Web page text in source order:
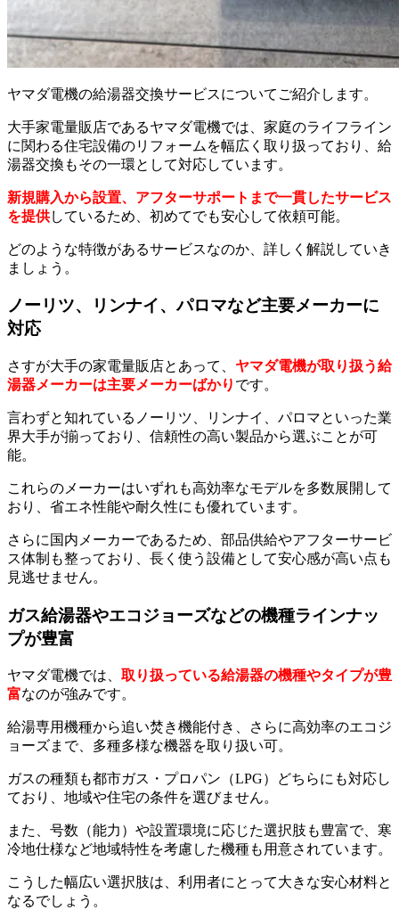
ヤマダ電機の給湯器交換サービスについてご紹介します。
大手家電量販店であるヤマダ電機では、家庭のライフライン
に関わる住宅設備のリフォームを幅広く取り扱っており、給
湯器交換もその一環として対応しています。
新規購入から設置、アフターサポートまで一貫したサービス
を提供しているため、初めてでも安心して依頼可能。
どのような特徴があるサービスなのか、詳しく解説していき
ましょう。
ノーリツ、リンナイ、パロマなど主要メーカーに
対応
さすが大手の家電量販店とあって、 ヤマダ電機が取り扱う給
湯器メーカーは主要メーカーばかり です。
言わずと知れているノーリツ、リンナイ、パロマといった業
界大手が揃っており、信頼性の高い製品から選ぶことが可
能。
これらのメーカーはいずれも高効率なモデルを多数展開して
おり、省エネ性能や耐久性にも優れています。
さらに国内メーカーであるため、部品供給やアフターサービ
ス体制も整っており、長く使う設備として安心感が高い点も
見逃せません。
ガス給湯器やエコジョーズなどの機種ラインナッ
プが豊富
ヤマダ電機では、 取り扱っている給湯器の機種やタイプが豊
富なのが強みです。
給湯専用機種から追い焚き機能付き、さらに高効率のエコジ
ョーズまで、多種多様な機器を取り扱い可。
ガスの種類も都市ガス・プロパン（LPG）どちらにも対応し
ており、地域や住宅の条件を選びません。
また、号数（能力）や設置環境に応じた選択肢も豊富で、寒
冷地仕様など地域特性を考慮した機種も用意されています。
こうした幅広い選択肢は、利用者にとって大きな安心材料と
なるでしょう。